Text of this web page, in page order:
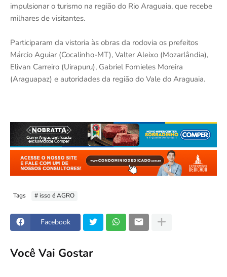
impulsionar o turismo na região do Rio Araguaia, que recebe
milhares de visitantes.
Participaram da vistoria às obras da rodovia os prefeitos
Márcio Aguiar (Cocalinho-MT), Valter Aleixo (Mozarlândia),
Elivan Carreiro (Uirapuru), Gabriel Fornieles Moreira
(Araguapaz) e autoridades da região do Vale do Araguaia.
Tags # isso é AGRO
Facebook
Você Vai Gostar